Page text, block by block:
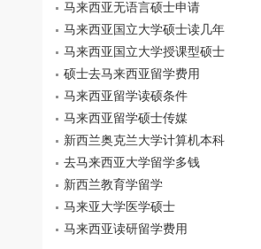
马来西亚无语言硕士申请
马来西亚国立大学硕士读几年
马来西亚国立大学授课型硕士
硕士去马来西亚留学费用
马来西亚留学读硕条件
马来西亚留学硕士传媒
新西兰奥克兰大学计算机本科
去马来西亚大学留学多钱
新西兰教育学留学
马来亚大学医学硕士
马来西亚读研留学费用